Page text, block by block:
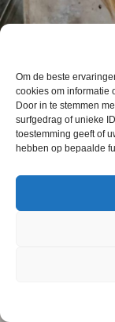
Om de beste
cookies om informatie
Door in te stemmen
surfgedrag of unieke
toestemming geeft of
hebben op bepaalde